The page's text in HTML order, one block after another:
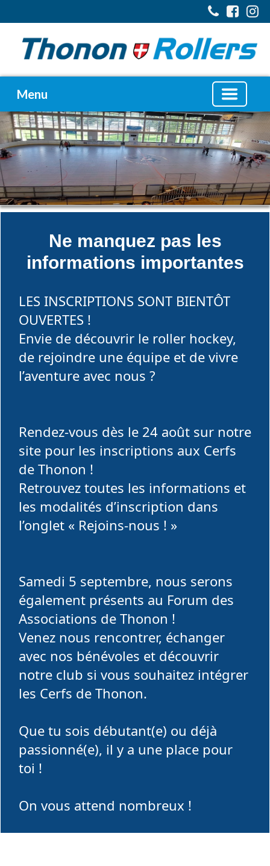
Menu
Ne manquez pas les
informations importantes
LES INSCRIPTIONS SONT BIENTÔT
OUVERTES !
Envie de découvrir le roller hockey,
de rejoindre une équipe et de vivre
l’aventure avec nous ?
Rendez-vous dès le 24 août sur notre
site pour les inscriptions aux Cerfs
de Thonon !
Retrouvez toutes les informations et
les modalités d’inscription dans
l’onglet « Rejoins-nous ! »
Samedi 5 septembre, nous serons
également présents au Forum des
Associations de Thonon !
Venez nous rencontrer, échanger
avec nos bénévoles et découvrir
notre club si vous souhaitez intégrer
les Cerfs de Thonon.
Que tu sois débutant(e) ou déjà
passionné(e), il y a une place pour
toi !
On vous attend nombreux !